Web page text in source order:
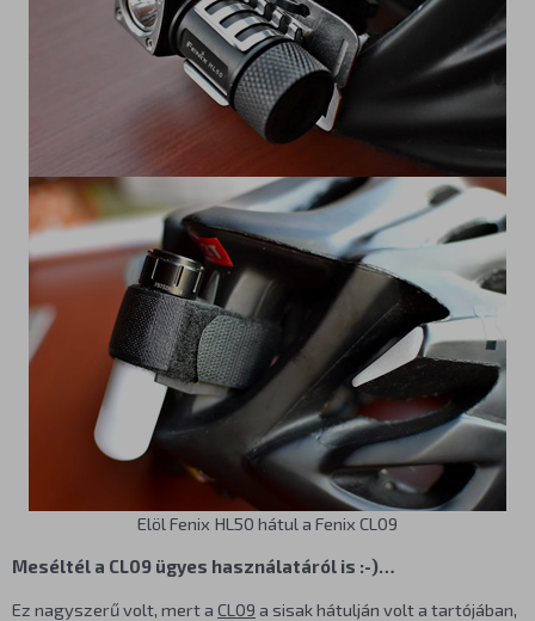
Elöl Fenix HL50 hátul a Fenix CL09
Meséltél a CL09 ügyes használatáról is :-)…
Ez nagyszerű volt, mert a CL09 a sisak hátulján volt a tartójában,